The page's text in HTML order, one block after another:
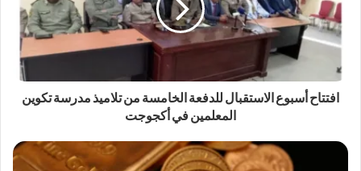
افتتاح أسبوع الاستقبال للدفعة الخامسة من تلاميذ مدرسة تكوين
المعلمين في أكجوجت